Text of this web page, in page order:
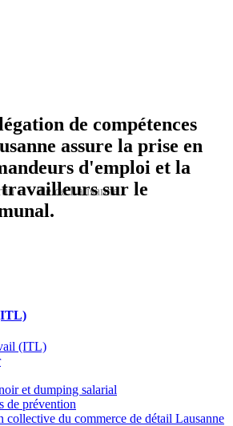
– Ville de Lausanne
de compétences
assure la prise en
d'emploi et la
sur le
(ITL)
et dumping salarial
de prévention
collective du commerce de détail Lausanne